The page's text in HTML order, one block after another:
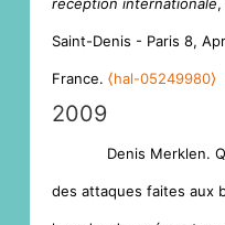
Saint-Denis - Paris 8,
France. ⟨hal-05249980⟩
2009
Denis Merklen.
des attaques faites aux